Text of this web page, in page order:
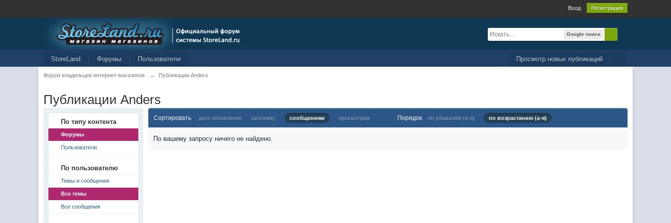
Вход Регистрация
Google поиск
Просмотр новых публикаций
StoreLand Форумы Пользователи
Форум владельцев интернет-магазинов → Публикации Anders
Публикации Anders
По типу контента
Форумы
Пользователи
По пользователю
Темы и сообщения
Все темы
Все сообщения
Сортировать дате обновления заголовку сообщениям просмотрам Порядок по убыванию (я-а) по возрастанию (а-я)
По вашему запросу ничего не найдено.